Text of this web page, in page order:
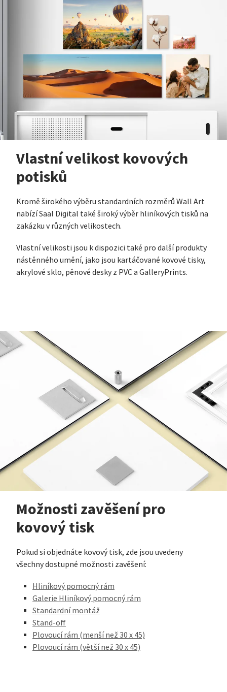
Vlastní velikost kovových
potisků
Kromě širokého výběru standardních rozměrů Wall Art
nabízí Saal Digital také široký výběr hliníkových tisků na
zakázku v různých velikostech.
Vlastní velikosti jsou k dispozici také pro další produkty
nástěnného umění, jako jsou kartáčované kovové tisky,
akrylové sklo, pěnové desky z PVC a GalleryPrints.
Možnosti zavěšení pro
kovový tisk
Pokud si objednáte kovový tisk, zde jsou uvedeny
všechny dostupné možnosti zavěšení:
Hliníkový pomocný rám
Galerie Hliníkový pomocný rám
Standardní montáž
Stand-off
Plovoucí rám (menší než 30 x 45)
Plovoucí rám (větší než 30 x 45)